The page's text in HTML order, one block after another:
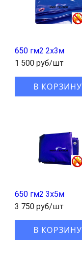
650 гм2 2x3м
1 500 руб/шт
В КОРЗИНУ
650 гм2 3х5м
3 750 руб/шт
В КОРЗИНУ